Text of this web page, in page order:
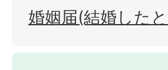
婚姻届(結婚した